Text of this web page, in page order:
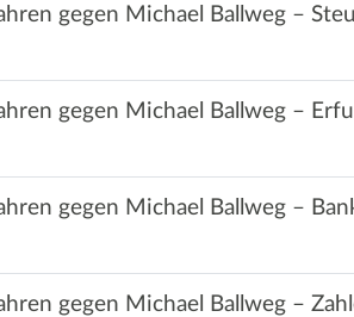
gegen Michael Ballweg –
gegen Michael Ballweg –
gegen Michael Ballweg –
gegen Michael Ballweg –